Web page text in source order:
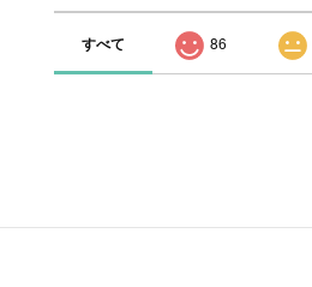
すべて 86